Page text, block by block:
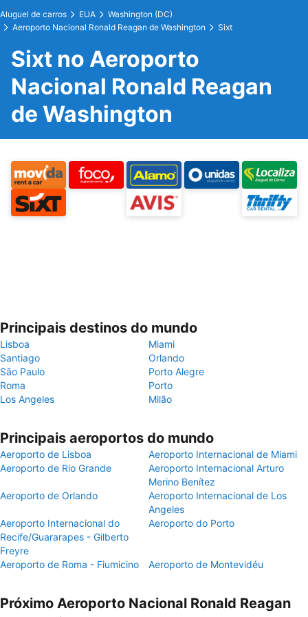
Aluguel de carros EUA
Washington (DC)
Aeroporto Nacional Ronald Reagan de Washington
Sixt
Sixt no Aeroporto
Nacional Ronald Reagan
de Washington
Principais destinos do mundo
Lisboa
Miami
Santiago
Orlando
São Paulo
Porto Alegre
Roma
Porto
Los Angeles
Milão
Principais aeroportos do mundo
Aeroporto de Lisboa
Aeroporto Internacional de Miami
Aeroporto de Rio Grande
Aeroporto Internacional Arturo
Merino Benítez
Aeroporto de Orlando
Aeroporto Internacional de Los
Angeles
Aeroporto Internacional do
Recife/Guararapes - Gilberto
Freyre
Aeroporto do Porto
Aeroporto de Roma - Fiumicino Aeroporto de Montevidéu
Próximo Aeroporto Nacional Ronald Reagan